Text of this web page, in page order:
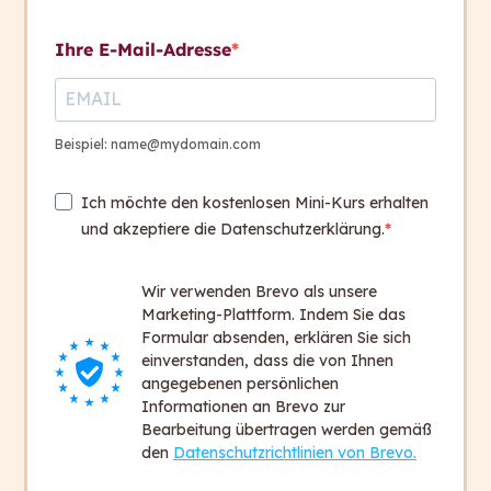
2. Hausübung
9 Questions
2025
Session 4, 8. / 9. April
Zum Vertiefen und
Weiterlesen
7
Kontakt
+ 43 316 393 449
Headquarter
Heinrichstraße 145
Newsletter
Bleiben Sie auf dem Laufenden!
Zum Newsletter anmelden
Ihre E-Mail-Adresse
Beispiel: name@mydomain.com
Ich möchte den kostenlosen Mini-Kurs erhalten
und akzeptiere die Datenschutzerklärung.
Wir verwenden Brevo als unsere
Marketing-Plattform. Indem Sie das
Formular absenden, erklären Sie sich
einverstanden, dass die von Ihnen
angegebenen persönlichen
Informationen an Brevo zur
Bearbeitung übertragen werden gemäß
den Datenschutzrichtlinien von Brevo.